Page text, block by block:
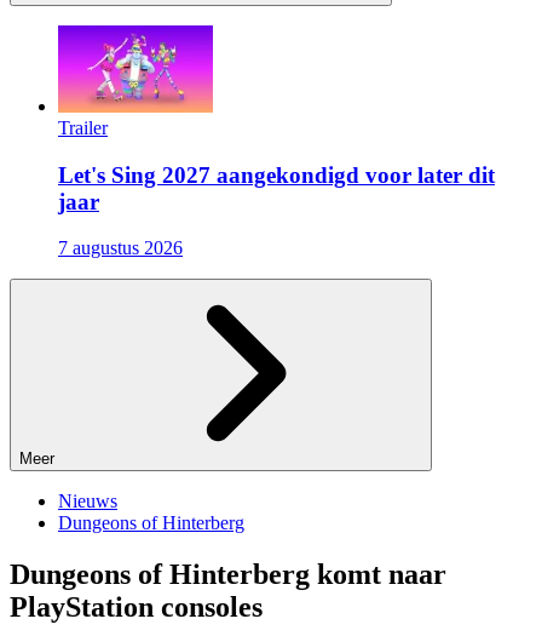
Trailer
Let's Sing 2027 aangekondigd voor later dit
jaar
7 augustus 2026
Meer
Nieuws
Dungeons of Hinterberg
Dungeons of Hinterberg komt naar
PlayStation consoles